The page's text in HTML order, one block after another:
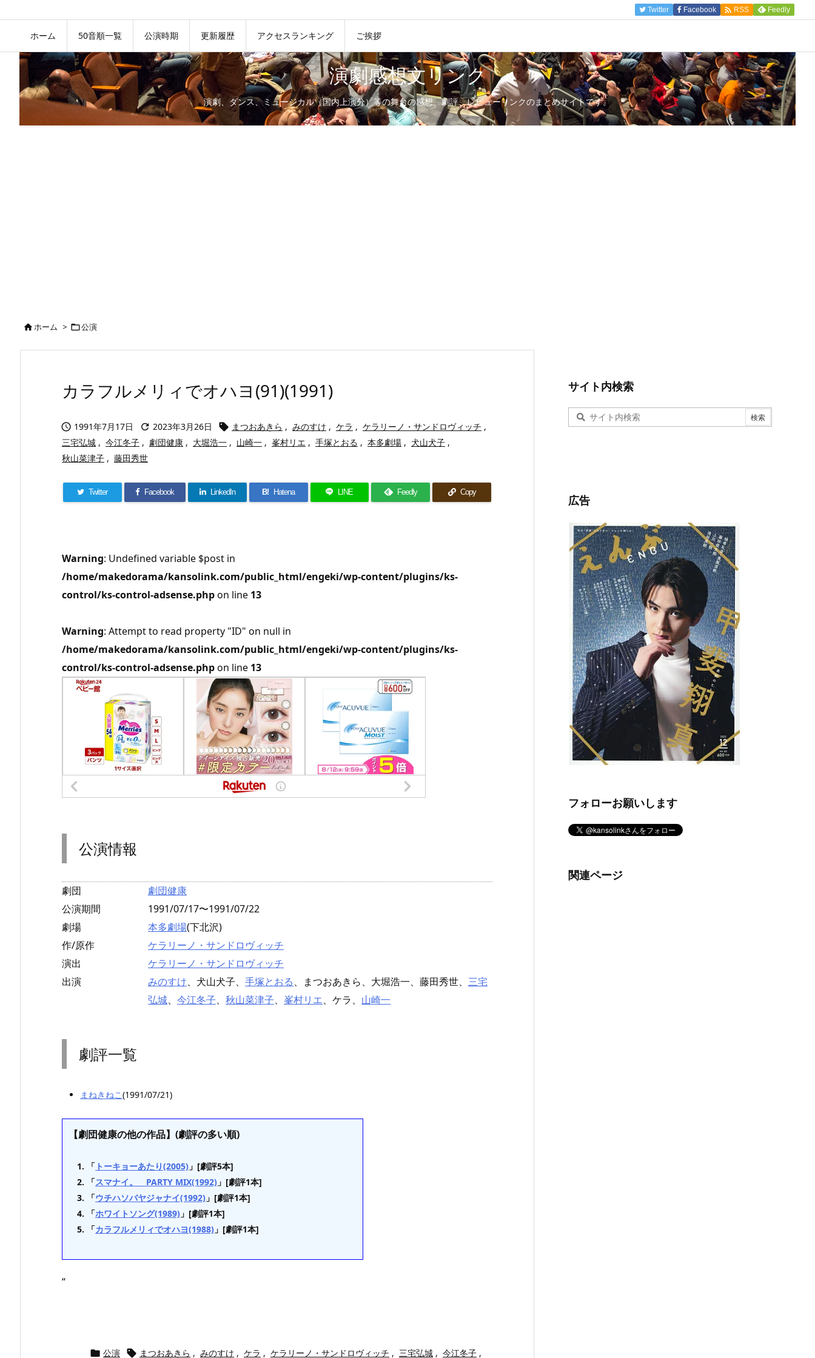
ホーム 50音順一覧 公演時期 更新履歴 アクセスランキング ご挨拶
Twitter Facebook  RSS Feedly
演劇感想文リンク
演劇、ダンス、ミュージカル（国内上演分）等の舞台の感想、劇評、レビューリンクのまとめサイトです。
ホーム > 公演
カラフルメリィでオハヨ(91)(1991)
 1991年7月17日  2023年3月26日  まつおあきら , みのすけ , ケラ , ケラリーノ・サンドロヴィッチ ,
三宅弘城 , 今江冬子 , 劇団健康 , 大堀浩一 , 山崎一 , 峯村リエ , 手塚とおる , 本多劇場 , 犬山犬子 ,
秋山菜津子 , 藤田秀世
Twitter Facebook LinkedIn B! Hatena LINE Feedly Copy
Warning: Undefined variable $post in
/home/makedorama/kansolink.com/public_html/engeki/wp-content/plugins/ks-
control/ks-control-adsense.phpon line 13
Warning: Attempt to read property "ID" on null in
/home/makedorama/kansolink.com/public_html/engeki/wp-content/plugins/ks-
control/ks-control-adsense.phpon line 13
公演情報
劇団
劇団健康
公演期間
1991/07/17〜1991/07/22
劇場
本多劇場(下北沢)
作/原作
ケラリーノ・サンドロヴィッチ
演出
ケラリーノ・サンドロヴィッチ
出演
みのすけ、犬山犬子、 手塚とおる、まつおあきら、大堀浩一、藤田秀世、 三宅
弘城、 今江冬子、 秋山菜津子、 峯村リエ、ケラ、 山崎一
劇評一覧
まねきねこ(1991/07/21)
【劇団健康の他の作品】(劇評の多い順)
「 トーキョーあたり(2005) 」[劇評5本]
「スマナイ。 PARTY MIX(1992) 」[劇評1本]
「ウチハソバヤジャナイ(1992) 」[劇評1本]
「ホワイトソング(1989) 」[劇評1本]
「カラフルメリィでオハヨ(1988) 」[劇評1本]
“
 公演  まつおあきら , みのすけ , ケラ , ケラリーノ・サンドロヴィッチ , 三宅弘城 , 今江冬子 ,
サイト内検索
広告
フォローお願いします
関連ページ